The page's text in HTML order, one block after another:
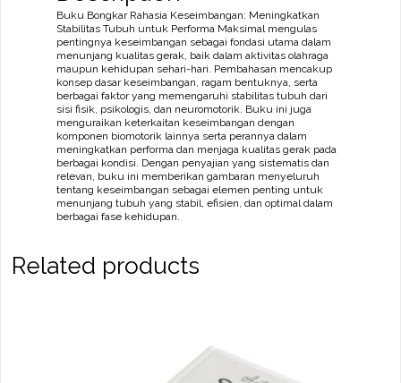
Buku Bongkar Rahasia Keseimbangan: Meningkatkan
Stabilitas Tubuh untuk Performa Maksimal mengulas
pentingnya keseimbangan sebagai fondasi utama dalam
menunjang kualitas gerak, baik dalam aktivitas olahraga
maupun kehidupan sehari-hari. Pembahasan mencakup
konsep dasar keseimbangan, ragam bentuknya, serta
berbagai faktor yang memengaruhi stabilitas tubuh dari
sisi fisik, psikologis, dan neuromotorik. Buku ini juga
menguraikan keterkaitan keseimbangan dengan
komponen biomotorik lainnya serta perannya dalam
meningkatkan performa dan menjaga kualitas gerak pada
berbagai kondisi. Dengan penyajian yang sistematis dan
relevan, buku ini memberikan gambaran menyeluruh
tentang keseimbangan sebagai elemen penting untuk
menunjang tubuh yang stabil, efisien, dan optimal dalam
berbagai fase kehidupan.
Related products